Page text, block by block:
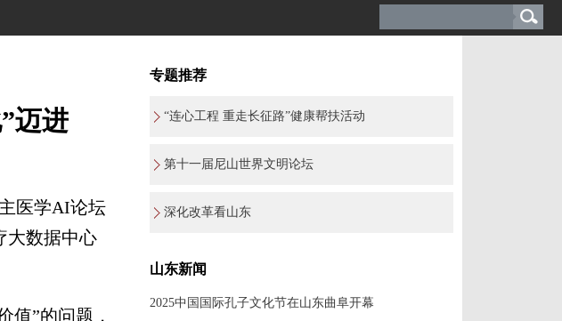
迈进
医学AI论坛
大数据中心
”的问题，
专题推荐
“连心工程 重走长征路”健康帮扶活动
第十一届尼山世界文明论坛
深化改革看山东
山东新闻
2025中国国际孔子文化节在山东曲阜开幕